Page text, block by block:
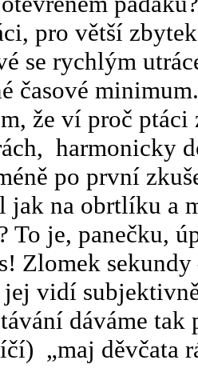
pro větší
se rychlým
časové
že ví proč
harmonicky
po první
jak na obrtlíku a
je, panečku,
Zlomek
jej vidí
dáváme
„maj děvčata